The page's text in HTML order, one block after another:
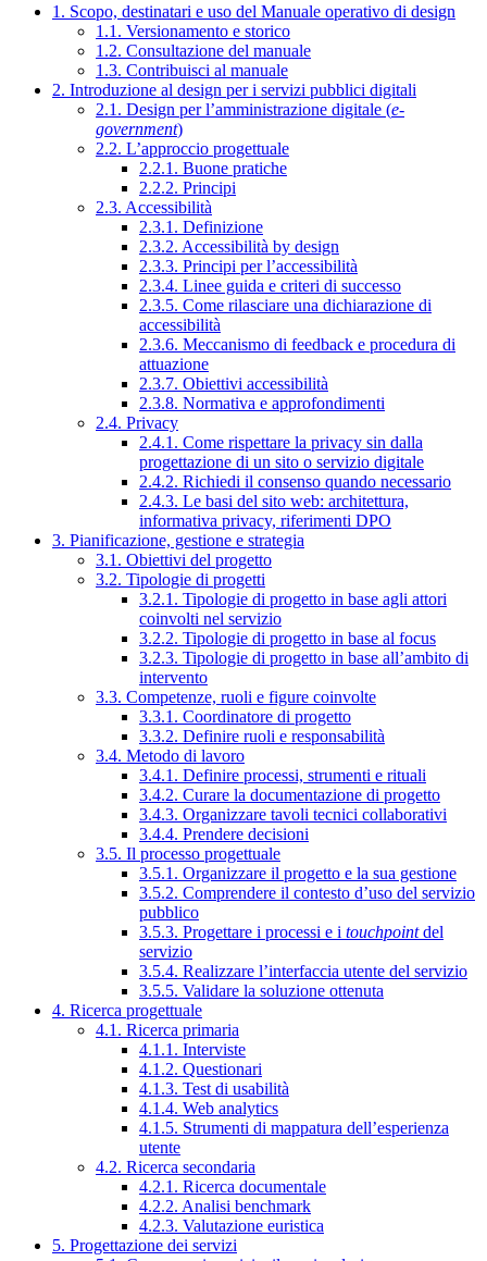
1. Scopo, destinatari e uso del Manuale operativo di design
1.1. Versionamento e storico
1.2. Consultazione del manuale
1.3. Contribuisci al manuale
2. Introduzione al design per i servizi pubblici digitali
2.1. Design per l’amministrazione digitale (e-
government)
2.2. L’approccio progettuale
2.2.1. Buone pratiche
2.2.2. Principi
2.3. Accessibilità
2.3.1. Definizione
2.3.2. Accessibilità by design
2.3.3. Principi per l’accessibilità
2.3.4. Linee guida e criteri di successo
2.3.5. Come rilasciare una dichiarazione di
accessibilità
2.3.6. Meccanismo di feedback e procedura di
attuazione
2.3.7. Obiettivi accessibilità
2.3.8. Normativa e approfondimenti
2.4. Privacy
2.4.1. Come rispettare la privacy sin dalla
progettazione di un sito o servizio digitale
2.4.2. Richiedi il consenso quando necessario
2.4.3. Le basi del sito web: architettura,
informativa privacy, riferimenti DPO
3. Pianificazione, gestione e strategia
3.1. Obiettivi del progetto
3.2. Tipologie di progetti
3.2.1. Tipologie di progetto in base agli attori
coinvolti nel servizio
3.2.2. Tipologie di progetto in base al focus
3.2.3. Tipologie di progetto in base all’ambito di
intervento
3.3. Competenze, ruoli e figure coinvolte
3.3.1. Coordinatore di progetto
3.3.2. Definire ruoli e responsabilità
3.4. Metodo di lavoro
3.4.1. Definire processi, strumenti e rituali
3.4.2. Curare la documentazione di progetto
3.4.3. Organizzare tavoli tecnici collaborativi
3.4.4. Prendere decisioni
3.5. Il processo progettuale
3.5.1. Organizzare il progetto e la sua gestione
3.5.2. Comprendere il contesto d’uso del servizio
pubblico
3.5.3. Progettare i processi e i touchpointdel
servizio
3.5.4. Realizzare l’interfaccia utente del servizio
3.5.5. Validare la soluzione ottenuta
4. Ricerca progettuale
4.1. Ricerca primaria
4.1.1. Interviste
4.1.2. Questionari
4.1.3. Test di usabilità
4.1.4. Web analytics
4.1.5. Strumenti di mappatura dell’esperienza
utente
4.2. Ricerca secondaria
4.2.1. Ricerca documentale
4.2.2. Analisi benchmark
4.2.3. Valutazione euristica
5. Progettazione dei servizi